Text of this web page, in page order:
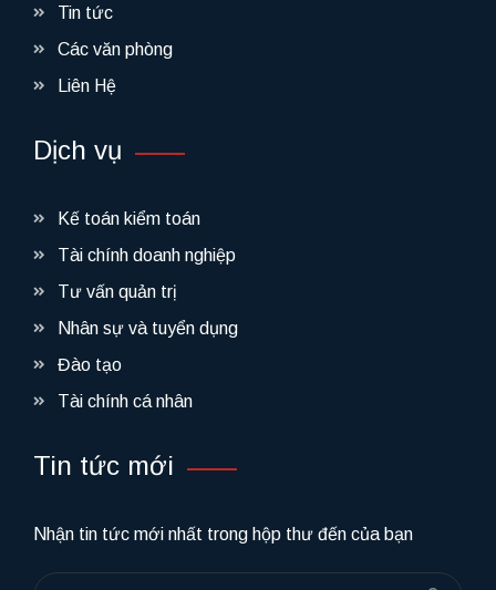
Tin tức
Các văn phòng
Liên Hệ
Dịch vụ
Kế toán kiểm toán
Tài chính doanh nghiệp
Tư vấn quản trị
Nhân sự và tuyển dụng
Đào tạo
Tài chính cá nhân
Tin tức mới
Nhận tin tức mới nhất trong hộp thư đến của bạn